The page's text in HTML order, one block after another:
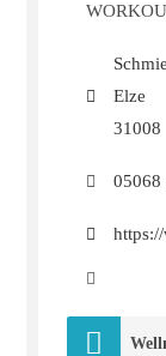
Elze
31008
05068